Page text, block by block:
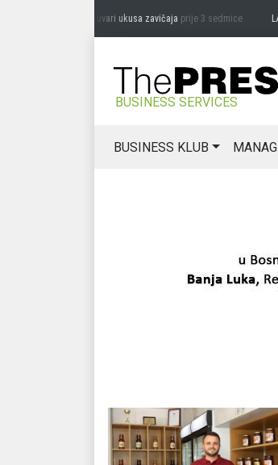
MIĆANOVIĆ: Čuvari ukusa zavičajaprije 3 sedmice
BUSINESS SERVICES
BUSINESS KLUB